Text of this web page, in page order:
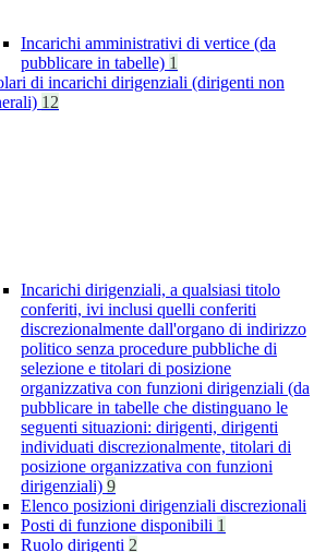
Incarichi amministrativi di vertice (da
pubblicare in tabelle) 1
di incarichi dirigenziali (dirigenti non
12
Incarichi dirigenziali, a qualsiasi titolo
conferiti, ivi inclusi quelli conferiti
discrezionalmente dall'organo di indirizzo
politico senza procedure pubbliche di
selezione e titolari di posizione
organizzativa con funzioni dirigenziali (da
pubblicare in tabelle che distinguano le
seguenti situazioni: dirigenti, dirigenti
individuati discrezionalmente, titolari di
posizione organizzativa con funzioni
dirigenziali) 9
Elenco posizioni dirigenziali discrezionali
Posti di funzione disponibili 1
Ruolo dirigenti 2